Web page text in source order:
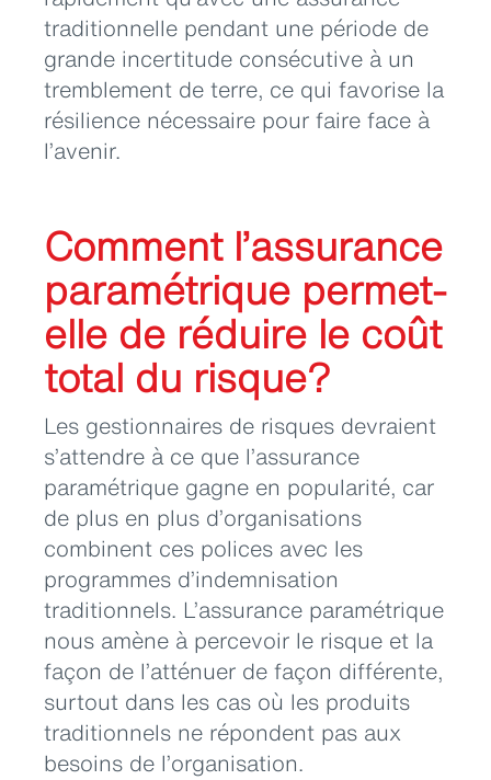
traditionnelle pendant une période de
grande incertitude consécutive à un
tremblement de terre, ce qui favorise la
résilience nécessaire pour faire face à
l’avenir.
Comment l’assurance
paramétrique permet-
elle de réduire le coût
total du risque?
Les gestionnaires de risques devraient
s’attendre à ce que l’assurance
paramétrique gagne en popularité, car
de plus en plus d’organisations
combinent ces polices avec les
programmes d’indemnisation
traditionnels. L’assurance paramétrique
nous amène à percevoir le risque et la
façon de l’atténuer de façon différente,
surtout dans les cas où les produits
traditionnels ne répondent pas aux
besoins de l’organisation.